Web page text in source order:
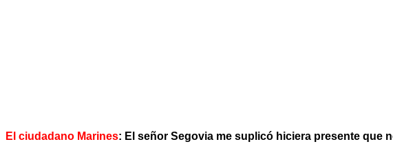
El ciudadano Marines: El señor Segovia me suplicó hiciera presente que